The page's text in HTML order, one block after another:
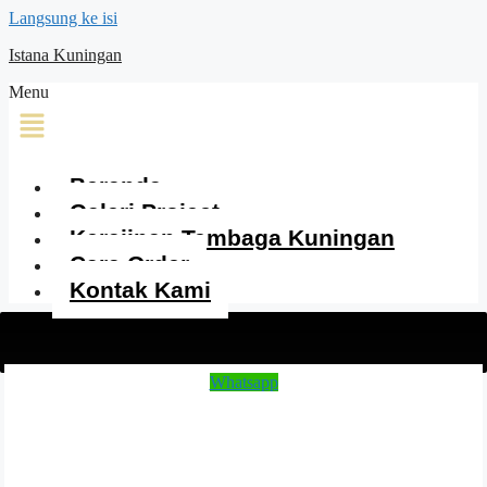
Langsung ke isi
Istana Kuningan
Menu
Beranda
Galeri Project
Kerajinan Tembaga Kuningan
Cara Order
Kontak Kami
Whatsapp